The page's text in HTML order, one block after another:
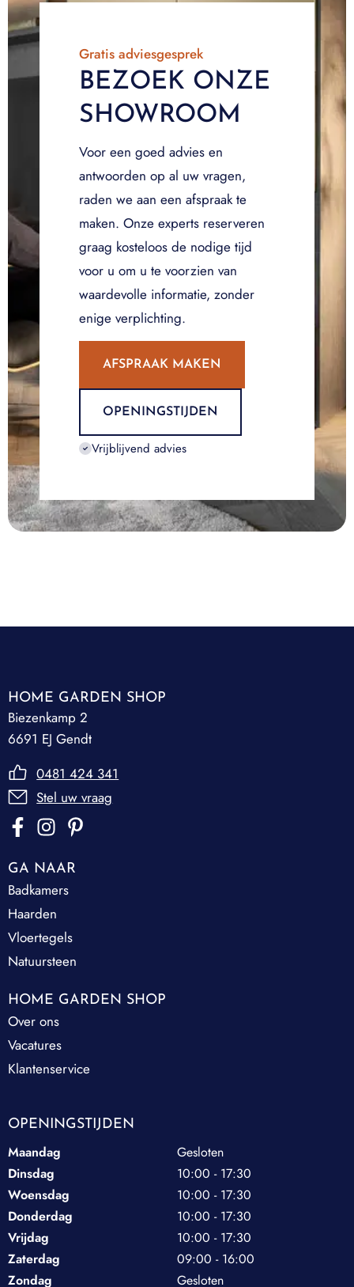
Gratis adviesgesprek
BEZOEK ONZE
SHOWROOM
Voor een goed advies en
antwoorden op al uw vragen,
raden we aan een afspraak te
maken. Onze experts reserveren
graag kosteloos de nodige tijd
voor u om u te voorzien van
waardevolle informatie, zonder
enige verplichting.
AFSPRAAK MAKEN
OPENINGSTIJDEN
Vrijblijvend advies
HOME GARDEN SHOP
Biezenkamp 2
6691 EJ Gendt
0481 424 341
Stel uw vraag
GA NAAR
Badkamers
Haarden
Vloertegels
Natuursteen
HOME GARDEN SHOP
Over ons
Vacatures
Klantenservice
OPENINGSTIJDEN
Maandag
Gesloten
Dinsdag
10:00 - 17:30
Woensdag
10:00 - 17:30
Donderdag
10:00 - 17:30
Vrijdag
10:00 - 17:30
Zaterdag
09:00 - 16:00
Zondag
Gesloten